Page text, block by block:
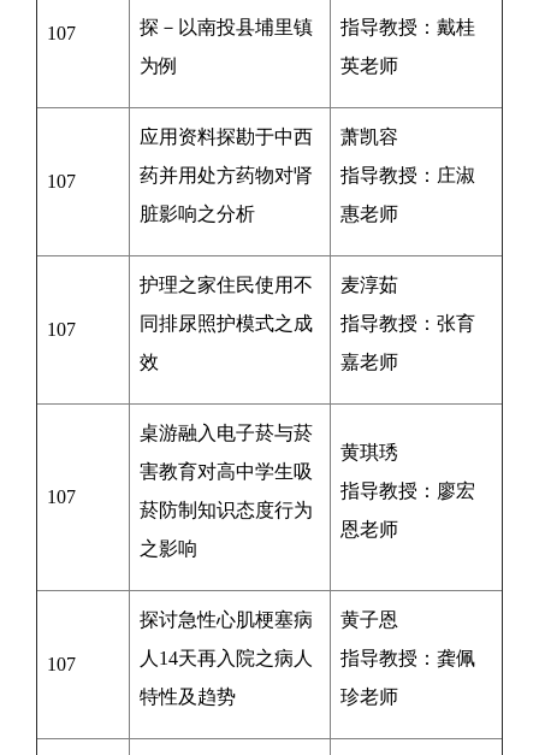
107
探－以南投县埔里镇
为例
指导教授： 戴桂
英老师
107
应用资料探勘于中西
药并用处方药物对肾
脏影响之分析
萧凯容
指导教授：庄淑
惠老师
107
护理之家住民使用不
同排尿照护模式之成
效
麦淳茹
指导教授： 张育
嘉老师
107
桌游融入电子菸与菸
害教育对高中学生吸
菸防制知识态度行为
之影响
黄琪琇
指导教授：廖宏
恩老师
107
探讨急性心肌梗塞病
人14天再入院之病人
特性及趋势
黄子恩
指导教授： 龚佩
珍老师